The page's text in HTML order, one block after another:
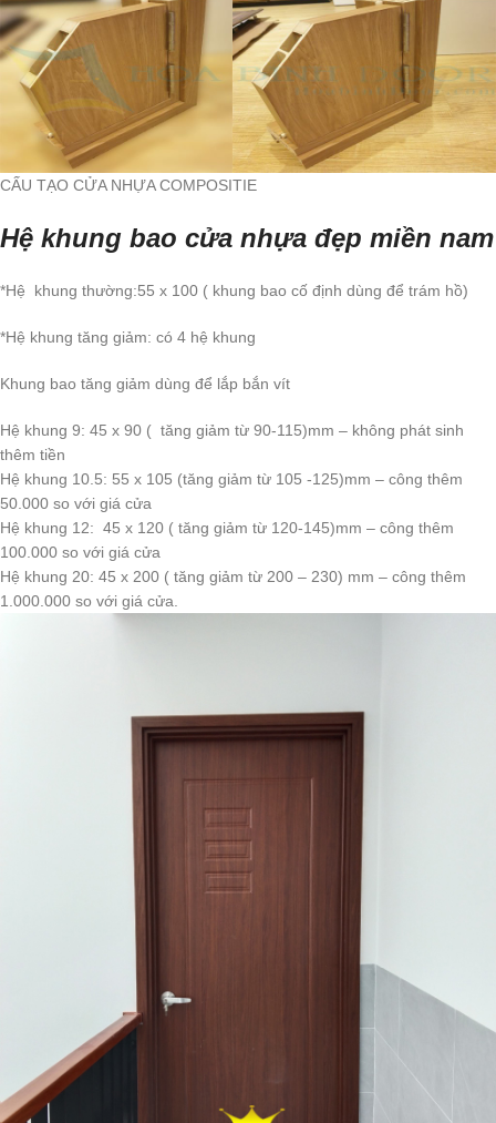
CẤU TẠO CỬA NHỰA COMPOSITIE
Hệ khung bao cửa nhựa đẹp miền nam
*Hệ khung thường:55 x 100 ( khung bao cố định dùng để trám hồ)
*Hệ khung tăng giảm: có 4 hệ khung
Khung bao tăng giảm dùng để lắp bắn vít
Hệ khung 9: 45 x 90 ( tăng giảm từ 90-115)mm – không phát sinh
thêm tiền
Hệ khung 10.5: 55 x 105 (tăng giảm từ 105 -125)mm – công thêm
50.000 so với giá cửa
Hệ khung 12: 45 x 120 ( tăng giảm từ 120-145)mm – công thêm
100.000 so với giá cửa
Hệ khung 20: 45 x 200 ( tăng giảm từ 200 – 230) mm – công thêm
1.000.000 so với giá cửa.